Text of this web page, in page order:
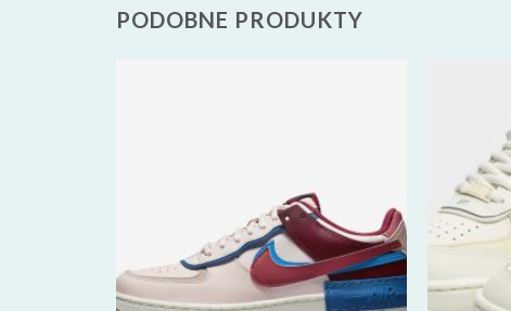
PODOBNE PRODUKTY